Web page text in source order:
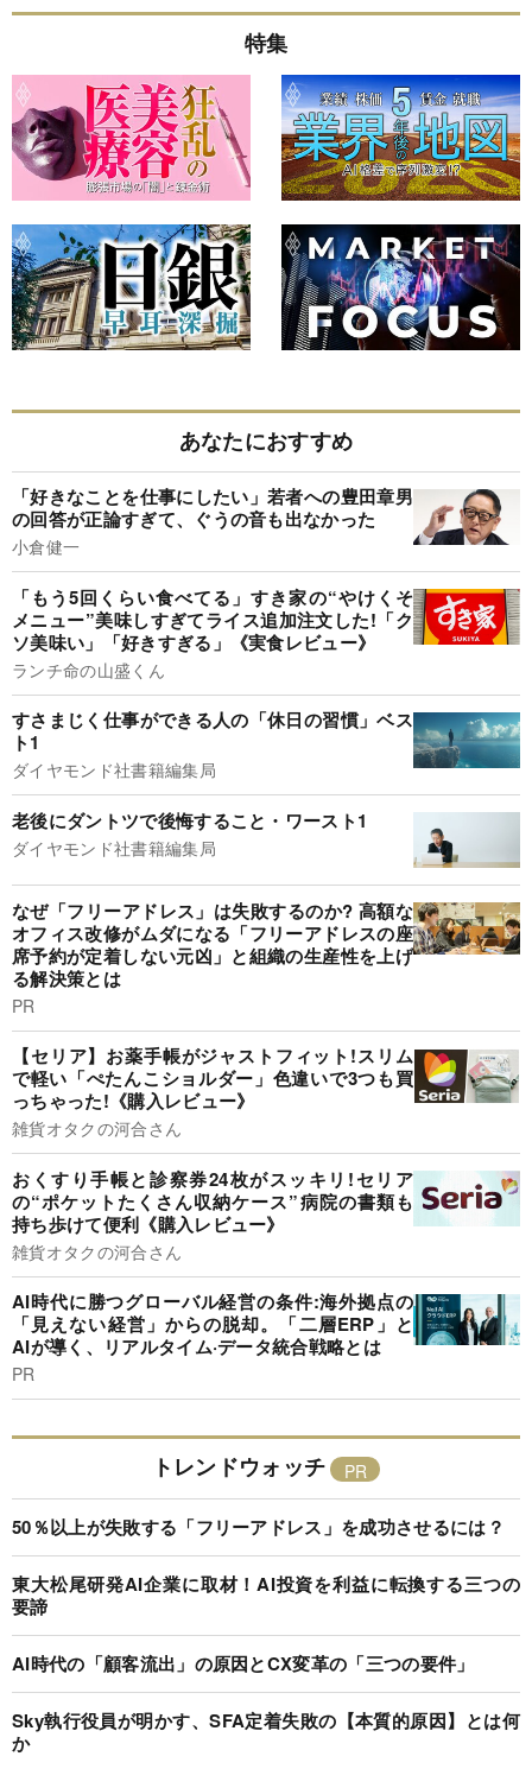
特集
あなたにおすすめ
「好きなことを仕事にしたい」若者への豊田章男
の回答が正論すぎて、ぐうの音も出なかった
小倉健一
「もう5回くらい食べてる」すき家の“やけくそ
メニュー”美味しすぎてライス追加注文した!「ク
ソ美味い」「好きすぎる」《実食レビュー》
ランチ命の山盛くん
すさまじく仕事ができる人の「休日の習慣」ベス
ト1
ダイヤモンド社書籍編集局
老後にダントツで後悔すること・ワースト1
ダイヤモンド社書籍編集局
なぜ「フリーアドレス」は失敗するのか? 高額な
オフィス改修がムダになる「フリーアドレスの座
席予約が定着しない元凶」と組織の生産性を上げ
る解決策とは
PR
【セリア】お薬手帳がジャストフィット!スリム
で軽い「ぺたんこショルダー」色違いで3つも買
っちゃった!《購入レビュー》
雑貨オタクの河合さん
おくすり手帳と診察券24枚がスッキリ!セリア
の“ポケットたくさん収納ケース”病院の書類も
持ち歩けて便利《購入レビュー》
雑貨オタクの河合さん
AI時代に勝つグローバル経営の条件:海外拠点の
「見えない経営」からの脱却。「二層ERP」と
AIが導く、リアルタイム·データ統合戦略とは
PR
トレンドウォッチ
50％以上が失敗する「フリーアドレス」を成功させるには？
東大松尾研発AI企業に取材！AI投資を利益に転換する三つの
要諦
AI時代の「顧客流出」の原因とCX変革の「三つの要件」
Sky執行役員が明かす、SFA定着失敗の【本質的原因】とは何
か